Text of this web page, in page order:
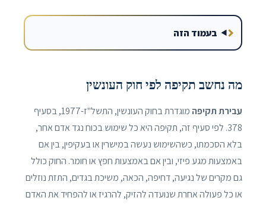
בעמוד הזה
מה נחשב תקיפה לפי חוק העונשין
עבירת תקיפה
מוגדרת בחוק העונשין, התשל"ז-1977, בסעיף
378. לפי סעיף זה, תקיפה היא כל שימוש בכוח נגד אדם אחר,
בלא הסכמתו, כשהשימוש נעשה במישרין או בעקיפין, בין אם
באמצעות מגע פיזי, ובין אם באמצעות חפץ או חומר. החוק כולל
גם מקרים של נגיעה, דחיפה, הכאה, משיכת בגדים, התזת נוזלים
או כל פעולה אחרת שנועדה להזיק, להרגיז או להפחיד את האדם